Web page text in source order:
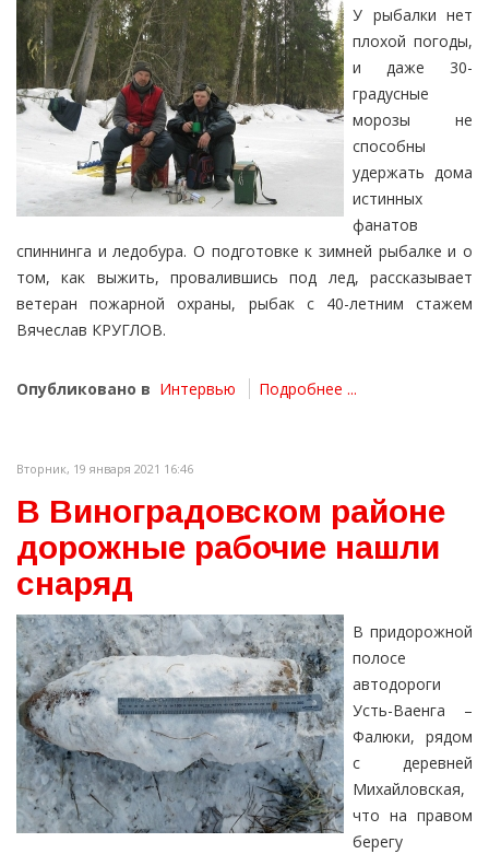
У рыбалки нет
плохой погоды,
и даже 30-
градусные
морозы не
способны
удержать дома
истинных
фанатов
спиннинга и ледобура. О подготовке к зимней рыбалке и о
том, как выжить, провалившись под лед, рассказывает
ветеран пожарной охраны, рыбак с 40-летним стажем
Вячеслав КРУГЛОВ.
Опубликовано в Интервью Подробнее ...
Вторник, 19 января 2021 16:46
В Виноградовском районе
дорожные рабочие нашли
снаряд
В придорожной
полосе
автодороги
Усть-Ваенга –
Фалюки, рядом
с деревней
Михайловская,
что на правом
берегу